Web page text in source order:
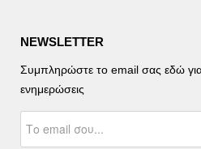
NEWSLETTER
Συμπληρώστε το email σας εδώ για
ενημερώσεις